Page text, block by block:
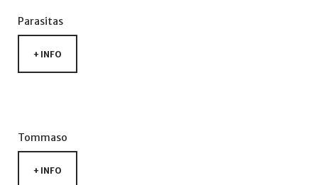
Parasitas
+ INFO
Tommaso
+ INFO